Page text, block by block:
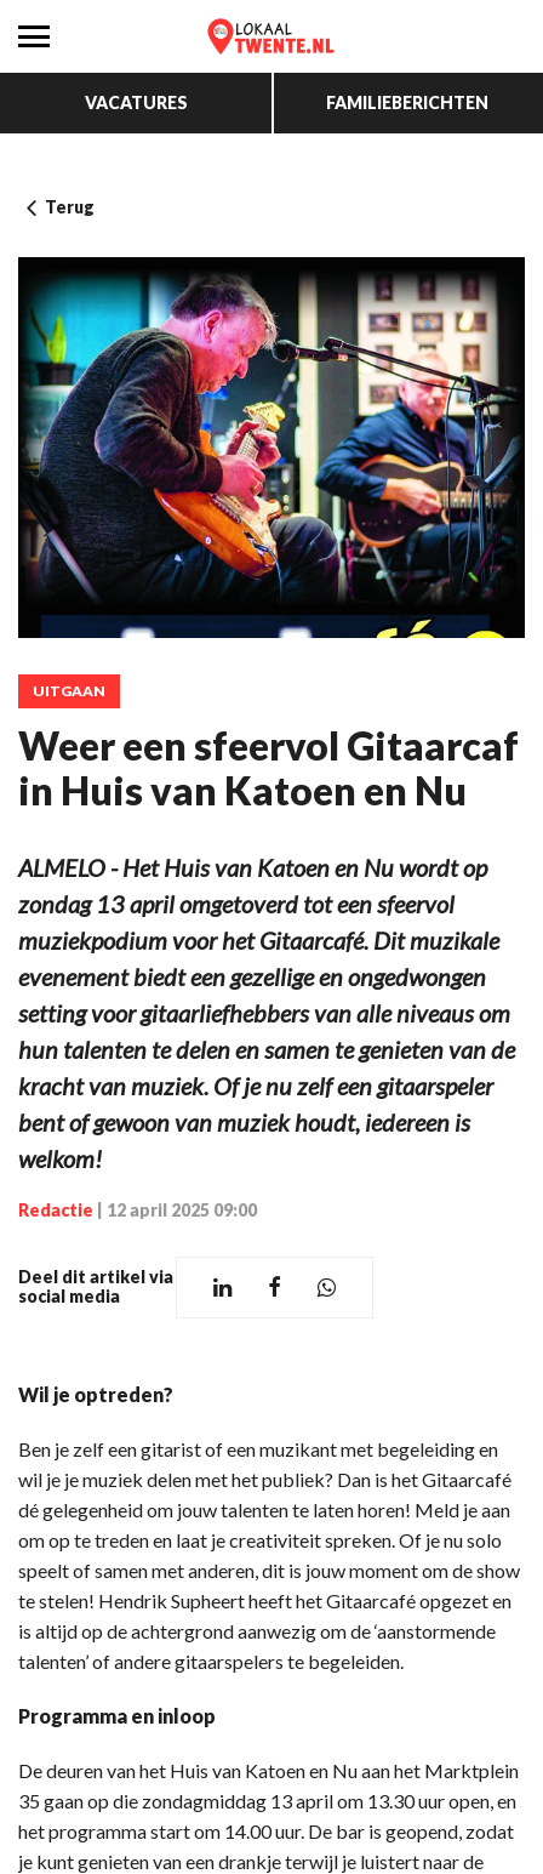
VACATURES FAMILIEBERICHTEN
Terug
UITGAAN
Weer een sfeervol Gitaarcaf
in Huis van Katoen en Nu
ALMELO - Het Huis van Katoen en Nu wordt op
zondag 13 april omgetoverd tot een sfeervol
muziekpodium voor het Gitaarcafé. Dit muzikale
evenement biedt een gezellige en ongedwongen
setting voor gitaarliefhebbers van alle niveaus om
hun talenten te delen en samen te genieten van de
kracht van muziek. Of je nu zelf een gitaarspeler
bent of gewoon van muziek houdt, iedereen is
welkom!
Redactie 12 april 2025 09:00
Deel dit artikel via
social media
Wil je optreden?
Ben je zelf een gitarist of een muzikant met begeleiding en
wil je je muziek delen met het publiek? Dan is het Gitaarcafé
dé gelegenheid om jouw talenten te laten horen! Meld je aan
om op te treden en laat je creativiteit spreken. Of je nu solo
speelt of samen met anderen, dit is jouw moment om de show
te stelen! Hendrik Supheert heeft het Gitaarcafé opgezet en
is altijd op de achtergrond aanwezig om de ‘aanstormende
talenten’ of andere gitaarspelers te begeleiden.
Programma en inloop
De deuren van het Huis van Katoen en Nu aan het Marktplein
35 gaan op die zondagmiddag 13 april om 13.30 uur open, en
het programma start om 14.00 uur. De bar is geopend, zodat
je kunt genieten van een drankje terwijl je luistert naar de